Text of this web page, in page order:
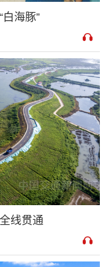
海豚”
线贯通